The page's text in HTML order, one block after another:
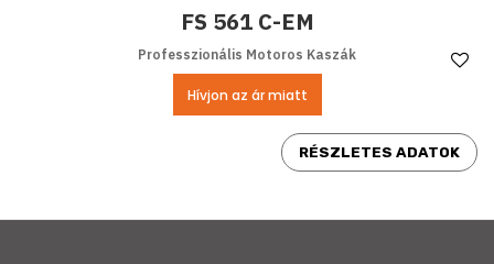
FS 561 C-EM
Professzionális Motoros Kaszák
Hívjon az ár miatt
RÉSZLETES ADATOK